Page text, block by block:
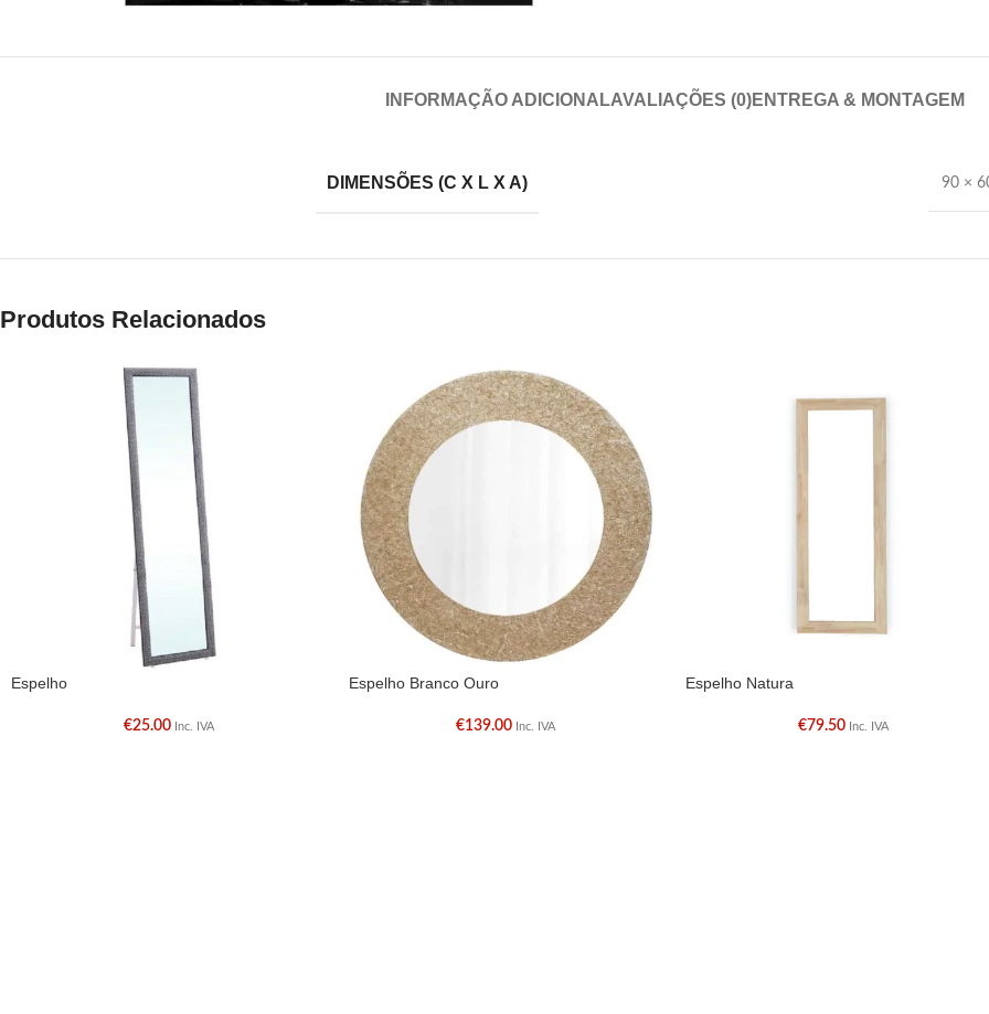
INFORMAÇÃO ADICIONALAVALIAÇÕES (0)ENTREGA & MONTAGEM
DIMENSÕES (C X L X A) 90 ×
Produtos Relacionados
Espelho
€25.00 Inc. IVA
Espelho Branco Ouro
€139.00 Inc. IVA
Espelho Natura
€79.50 Inc. IVA